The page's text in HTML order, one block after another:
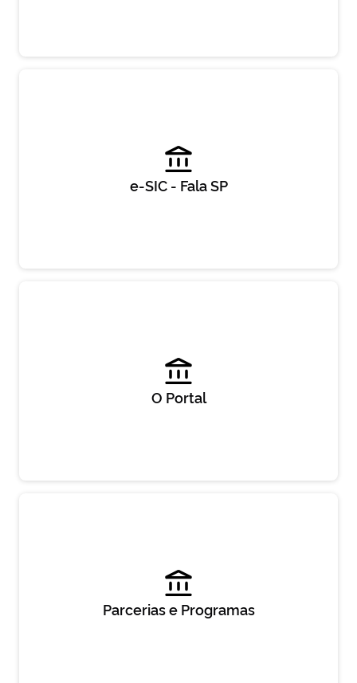
e-SIC - Fala SP
O Portal
Parcerias e Programas